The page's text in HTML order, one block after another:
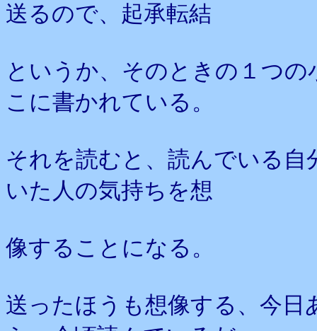
送るので、起承転結
というか、そのときの１つ
こに書かれている。
それを読むと、読んでいる
いた人の気持ちを想
像することになる。
送ったほうも想像する、今